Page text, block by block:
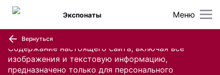
Содержание настоящего сайта, включая все
изображения и текстовую информацию,
предназначено только для персонального
Меню
Экспонаты
Вернуться